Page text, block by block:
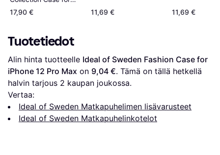
iPhone 12 Pro Max
17,90 € 11,69 €
11,69 €
Tuotetiedot
Alin hinta tuotteelle Ideal of Sweden Fashion Case for
iPhone 12 Pro Max on 9,04 €. Tämä on tällä hetkellä
halvin tarjous 2 kaupan joukossa.
Vertaa:
Ideal of Sweden Matkapuhelimen lisävarusteet
Ideal of Sweden Matkapuhelinkotelot